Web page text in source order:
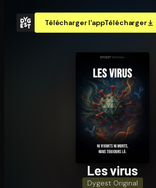
Télécharger l'appTélécharger
Les virus
Dygest Original